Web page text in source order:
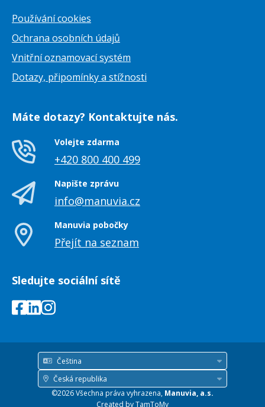
Používání cookies
Ochrana osobních údajů
Vnitřní oznamovací systém
Dotazy, připomínky a stížnosti
Máte dotazy? Kontaktujte nás.
Volejte zdarma
+420 800 400 499
Napište zprávu
info@manuvia.cz
Manuvia pobočky
Přejít na seznam
Sledujte sociální sítě
Čeština
Jazyk
Česká republika
Země
©2026 Všechna práva vyhrazena, Manuvia, a.s.
Created byTamToMy